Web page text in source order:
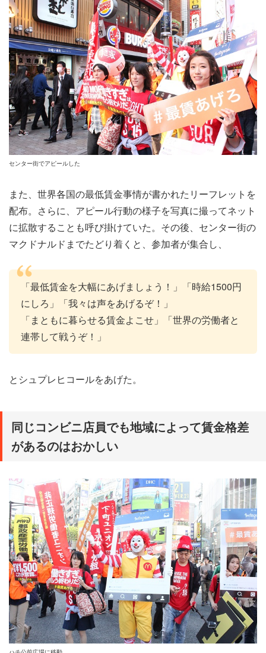
センター街でアピールした
また、世界各国の最低賃金事情が書かれたリーフレットを
配布。さらに、アピール行動の様子を写真に撮ってネット
に拡散することも呼び掛けていた。その後、センター街の
マクドナルドまでたどり着くと、参加者が集合し、
「最低賃金を大幅にあげましょう！」「時給1500円
にしろ」「我々は声をあげるぞ！」
「まともに暮らせる賃金よこせ」「世界の労働者と
連帯して戦うぞ！」
とシュプレヒコールをあげた。
同じコンビニ店員でも地域によって賃金格差
があるのはおかしい